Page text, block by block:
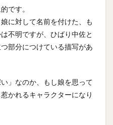
です。
に対して名前を付けた、も
不明ですが、ひばり中佐と
部分につけている描写があ
」なのか、もし娘を思って
かれるキャラクターになり